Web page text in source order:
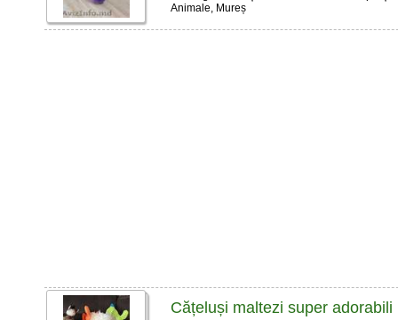
Animale, Mureș
Cățeluși maltezi super adorabili